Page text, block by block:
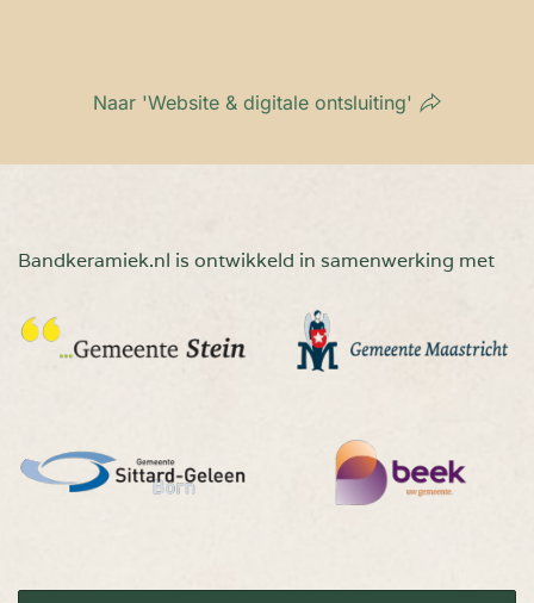
Naar 'Website & digitale ontsluiting'
Bandkeramiek.nl is ontwikkeld in samenwerking met